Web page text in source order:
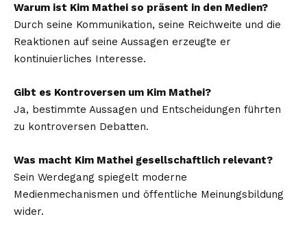
Warum ist Kim Mathei so präsent in den Medien?
Durch seine Kommunikation, seine Reichweite und die
Reaktionen auf seine Aussagen erzeugte er
kontinuierliches Interesse.
Gibt es Kontroversen um Kim Mathei?
Ja, bestimmte Aussagen und Entscheidungen führten
zu kontroversen Debatten.
Was macht Kim Mathei gesellschaftlich relevant?
Sein Werdegang spiegelt moderne
Medienmechanismen und öffentliche Meinungsbildung
wider.